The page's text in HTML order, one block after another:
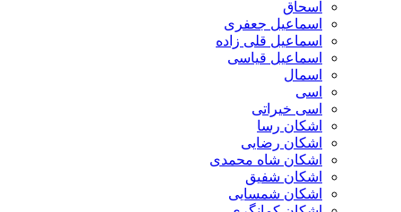
اسحاق
اسماعیل جعفری
اسماعیل قلی زاده
اسماعیل قیاسی
اسمال
اسی
اسی خیراتی
اشکان رسا
اشکان رضایی
اشکان شاه محمدی
اشکان شفیق
اشکان شمسایی